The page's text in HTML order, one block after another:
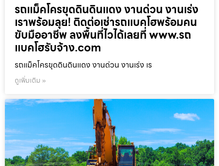
รถแม็คโครขุดดินดินแดง งานด่วน งานเร่ง
เราพร้อมลุย! ติดต่อเช่ารถแบคโฮพร้อมคน
ขับมืออาชีพ ลงพื้นที่ไวได้เลยที่ www.รถ
แบคโฮรับจ้าง.com
รถแม็คโครขุดดินดินแดง งานด่วน งานเร่ง เร
ดูเพิ่มเติม »